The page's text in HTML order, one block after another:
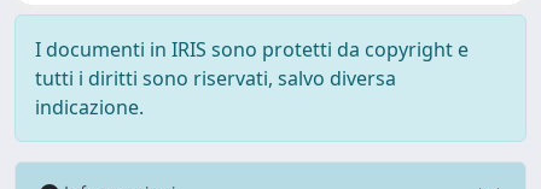
I documenti in IRIS sono protetti da copyright e
tutti i diritti sono riservati, salvo diversa
indicazione.